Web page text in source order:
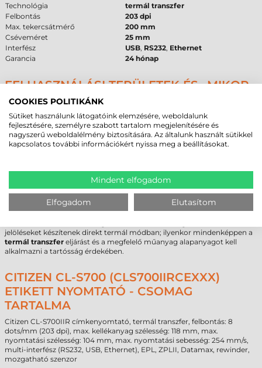
Technológia
termál transzfer
Felbontás
203 dpi
Max. tekercsátmérő
200 mm
Cséveméret
25 mm
Interfész
USB, RS232, Ethernet
Garancia
24 hónap
FELHASZNÁLÁSI TERÜLETEK ÉS „MIKOR
NEM EZ A MEGFELELŐ VÁLASZTÁS?”
ACitizen CL-S700 címkenyomtatóelsődleges felhasználási területei
közé tartozik a nagykereskedelem, a szállítmányozás és a könnyűipar.
Robusztus felépítése miatt alkalmas porosabb raktári környezetbe is,
ahol a napi nyomtatási igény meghaladja az asztali kategória
rendkívül sűrű adatokat kell nyomtatni, érdemesebb nagyobb
felbontású típust választani.
Nem javasolt ez a modell olyan helyeken, ahol a helykínálat rendkívül
korlátozott, mivel aközepes
kategóriájú felépítése nagyobb helyet
igényel, mint egy belépő szintű asztalietikett nyomtató. Szintén nem
jelöléseket készítenek direkt termál módban; ilyenkor mindenképpen a
termál transzfer eljárást és a megfelelő műanyag alapanyagot kell
alkalmazni a tartósság érdekében.
CITIZEN CL-S700 (CLS700IIRCEXXX)
ETIKETT NYOMTATÓ - CSOMAG
TARTALMA
Citizen CL-S700IIR címkenyomtató, termál transzfer, felbontás: 8
dots/mm (203 dpi), max. kellékanyag szélesség: 118 mm, max.
nyomtatási szélesség: 104 mm, max. nyomtatási sebesség: 254 mm/s,
multi-interfész (RS232, USB, Ethernet), EPL, ZPLII, Datamax, rewinder,
mozgatható szenzor
COOKIES POLITIKÁNK
Sütiket használunk látogatóink elemzésére, weboldalunk
fejlesztésére, személyre szabott tartalom megjelenítésére és
nagyszerű weboldalélmény biztosítására. Az általunk használt sütikkel
kapcsolatos további információkért nyissa meg a beállításokat.
Mindent elfogadom
Elfogadom Elutasítom